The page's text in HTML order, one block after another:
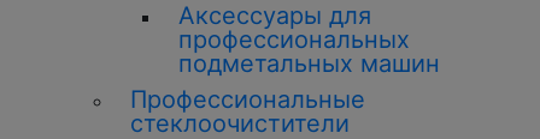
Аксессуары для
профессиональных
подметальных машин
Профессиональные
стеклоочистители